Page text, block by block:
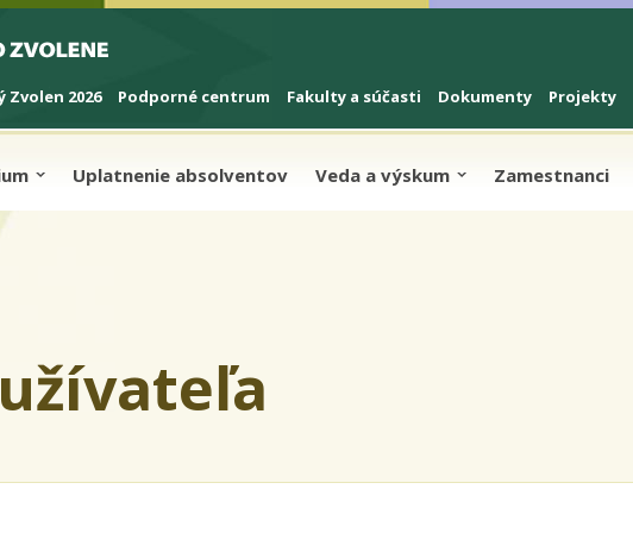
Zvolen 2026 Podporné centrum Fakulty a súčasti Dokumenty Projekty
Uplatnenie absolventov Veda a výskum Zamestnanci